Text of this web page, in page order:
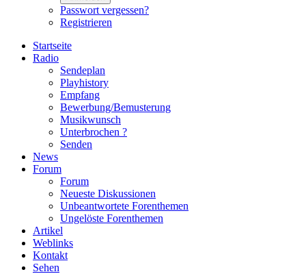
Passwort vergessen?
Registrieren
Startseite
Radio
Sendeplan
Playhistory
Empfang
Bewerbung/Bemusterung
Musikwunsch
Unterbrochen ?
Senden
News
Forum
Forum
Neueste Diskussionen
Unbeantwortete Forenthemen
Ungelöste Forenthemen
Artikel
Weblinks
Kontakt
Sehen